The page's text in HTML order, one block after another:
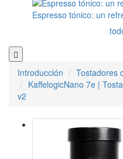
Espresso tónico: un
Introducción
Tostadores
KaffelogicNano 7e |
v2